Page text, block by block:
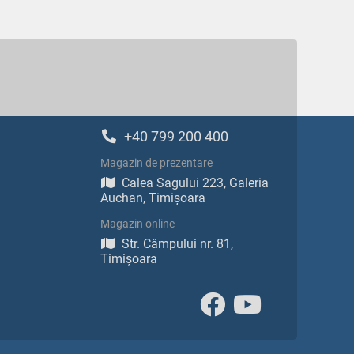
+40 799 200 400
Magazin de prezentare
Calea Sagului 223, Galeria
Auchan, Timișoara
Magazin online
Str. Câmpului nr. 81,
Timișoara